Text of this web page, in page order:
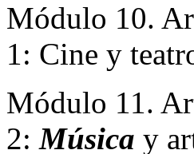
Módulo 10.
1: Cine y
Módulo 11.
2:Música y